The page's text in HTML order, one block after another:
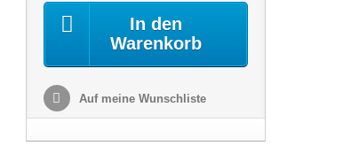
In den
Warenkorb
Auf meine Wunschliste